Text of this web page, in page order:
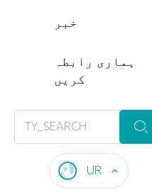
خبر
ہماری رابطہ
کریں

UR